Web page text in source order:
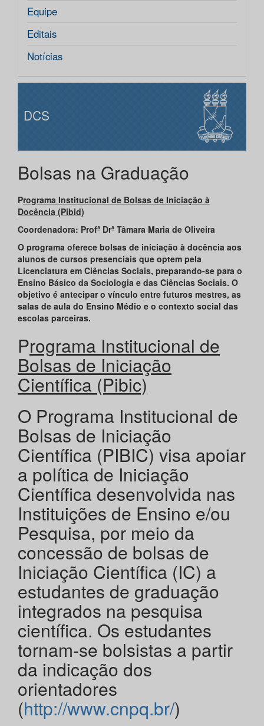
Equipe
Editais
Notícias
DCS
Bolsas na Graduação
Programa Institucional de Bolsas de Iniciação à
Docência (Pibid)
Coordenadora: Profª Drª Tâmara Maria de Oliveira
O programa oferece bolsas de iniciação à docência aos
alunos de cursos presenciais que optem pela
Licenciatura em Ciências Sociais, preparando-se para o
Ensino Básico da Sociologia e das Ciências Sociais. O
objetivo é antecipar o vínculo entre futuros mestres, as
salas de aula do Ensino Médio e o contexto social das
escolas parceiras.
Programa Institucional de
Bolsas de Iniciação
Científica (Pibic)
O Programa Institucional de
Bolsas de Iniciação
Científica (PIBIC) visa apoiar
a política de Iniciação
Científica desenvolvida nas
Instituições de Ensino e/ou
Pesquisa, por meio da
concessão de bolsas de
Iniciação Científica (IC) a
estudantes de graduação
integrados na pesquisa
científica. Os estudantes
tornam-se bolsistas a partir
da indicação dos
orientadores
(http://www.cnpq.br/)